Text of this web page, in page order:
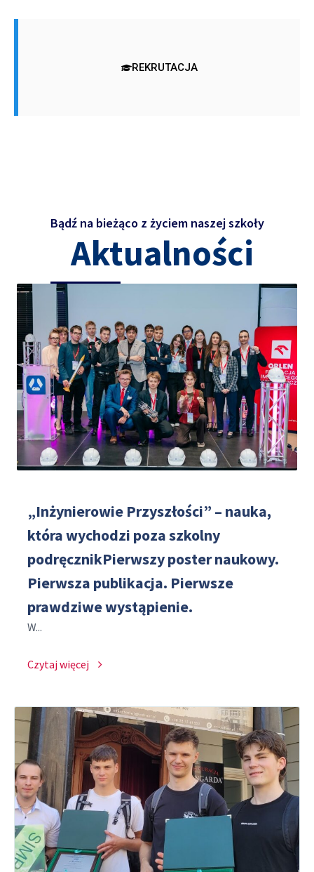
REKRUTACJA
Bądź na bieżąco z życiem naszej szkoły
Aktualności
„Inżynierowie Przyszłości” – nauka,
która wychodzi poza szkolny
podręcznikPierwszy poster naukowy.
Pierwsza publikacja. Pierwsze
prawdziwe wystąpienie.
W...
Czytaj więcej